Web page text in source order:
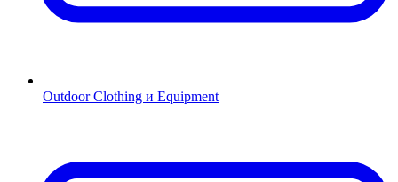
Outdoor Clothing и Equipment